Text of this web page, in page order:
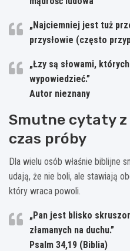
„Najciemniej jest tuż
przysłowie (często
„Łzy są słowami,
wypowiedzieć.”
Autor nieznany
Smutne cytaty z
czas próby
Dla wielu osób właśnie biblijne
udają, że nie boli, ale stawiają
który wraca powoli.
„Pan jest blisko
złamanych na duchu.”
Psalm 34,19 (Biblia)